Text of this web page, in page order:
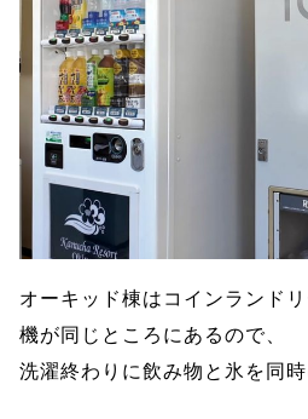
オーキッド棟はコインランド
機が同じところにあるので、
洗濯終わりに飲み物と氷を同時